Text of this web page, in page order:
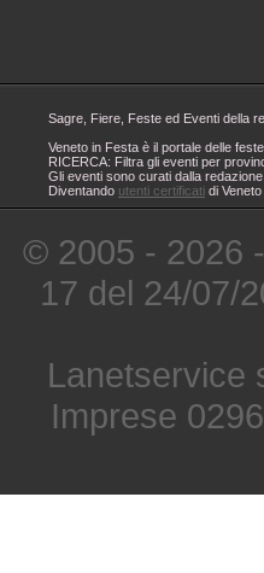
Sagre, Fiere, Feste ed Eventi della
Veneto in Festa è il portale delle
RICERCA: Filtra gli eventi per
Gli eventi sono curati dalla
Diventando utenti certificati di
© 2005 - 2026
17 del 24/07/
Lanetservice
Imprese